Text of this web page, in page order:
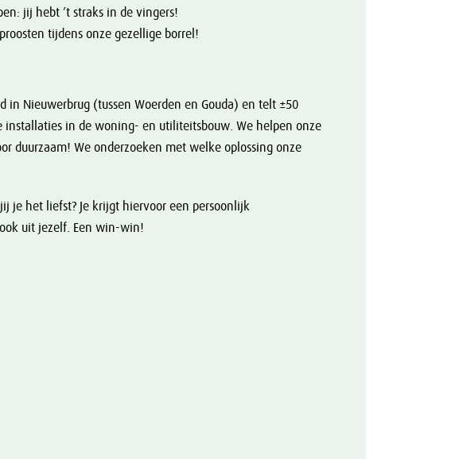
jij hebt ’t straks in de vingers!
tijdens onze gezellige borrel!
Nieuwerbrug (tussen Woerden en Gouda) en telt ±50
in de woning- en utiliteitsbouw. We helpen onze
duurzaam! We onderzoeken met welke oplossing onze
je het liefst? Je krijgt hiervoor een persoonlijk
uit jezelf. Een win-win!